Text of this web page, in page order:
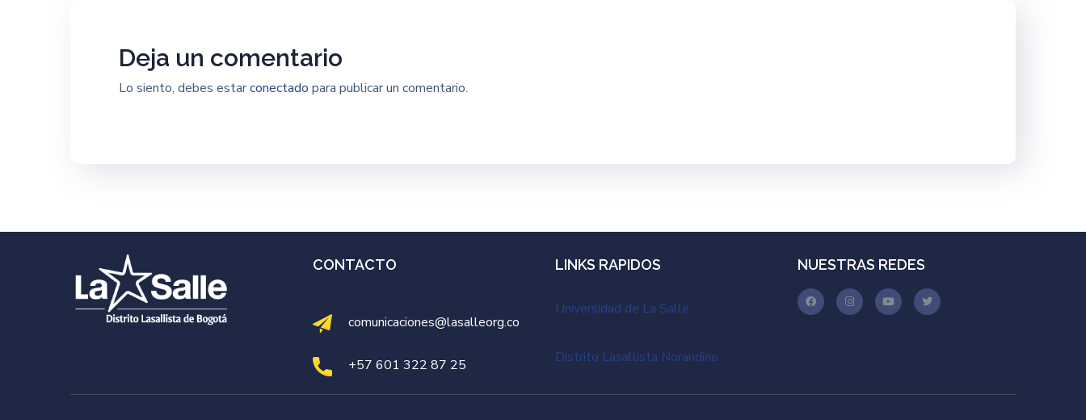
Deja un comentario
Lo siento, debes estarconectado para publicar un comentario.
CONTACTO
comunicaciones@lasalleorg.co
+57 601 322 87 25
LINKS RAPIDOS
Universidad de La Salle
Distrito Lasallista Norandino
NUESTRAS REDES